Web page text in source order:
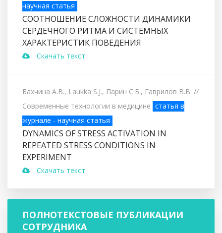
научная статья
СООТНОШЕНИЕ СЛОЖНОСТИ ДИНАМИКИ
СЕРДЕЧНОГО РИТМА И СИСТЕМНЫХ
ХАРАКТЕРИСТИК ПОВЕДЕНИЯ
Скачать текст
Бахчина А.В., Laukka S.J., Парин С.Б., Гаврилов В.В. //
Современные технологии в медицине статья в
журнале - научная статья
DYNAMICS OF STRESS ACTIVATION IN
REPEATED STRESS CONDITIONS IN
EXPERIMENT
Скачать текст
ПОЛНОТЕКСТОВЫЕ ПУБЛИКАЦИИ
СОТРУДНИКА